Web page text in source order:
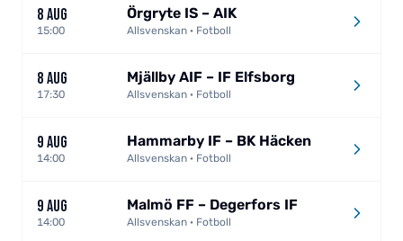
8 AUG
15:00
Örgryte IS – AIK
Allsvenskan · Fotboll
8 AUG
17:30
Mjällby AIF – IF Elfsborg
Allsvenskan · Fotboll
9 AUG
14:00
Hammarby IF – BK Häcken
Allsvenskan · Fotboll
9 AUG
14:00
Malmö FF – Degerfors IF
Allsvenskan · Fotboll